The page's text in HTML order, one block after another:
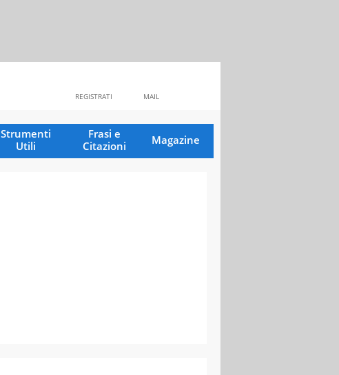
MAIL
REGISTRATI
Strumenti
Utili
Frasi e
Citazioni
Magazine